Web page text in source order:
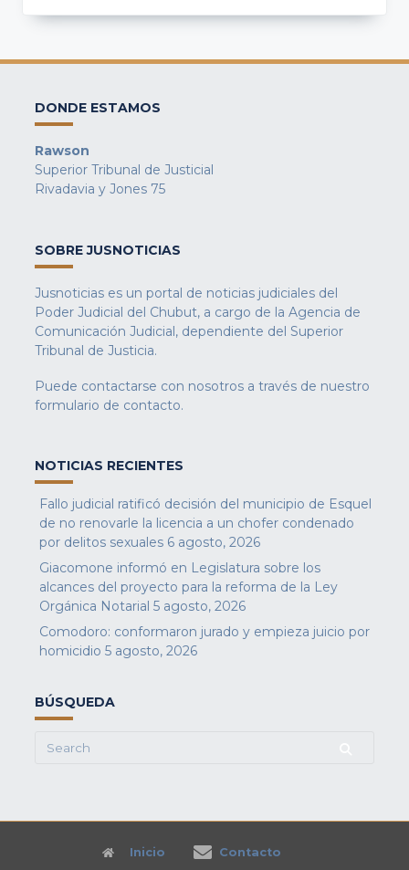
DONDE ESTAMOS
Rawson
Superior Tribunal de Justicial
Rivadavia y Jones 75
SOBRE JUSNOTICIAS
Jusnoticias es un portal de noticias judiciales del
Poder Judicial del Chubut, a cargo de la Agencia de
Comunicación Judicial, dependiente del Superior
Tribunal de Justicia.
Puede contactarse con nosotros a través de nuestro
formulario de contacto.
NOTICIAS RECIENTES
Fallo judicial ratificó decisión del municipio de Esquel
de no renovarle la licencia a un chofer condenado
por delitos sexuales 6 agosto, 2026
Giacomone informó en Legislatura sobre los
alcances del proyecto para la reforma de la Ley
Orgánica Notarial 5 agosto, 2026
Comodoro: conformaron jurado y empieza juicio por
homicidio 5 agosto, 2026
BÚSQUEDA
Search
Inicio Contacto